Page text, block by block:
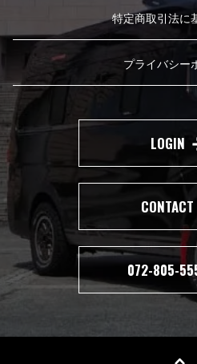
特定商取引法に
プライバシー
LOGIN
CONTACT
072-805-